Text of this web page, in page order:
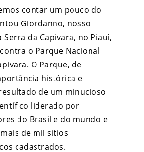
contar um pouco do
Giordanno, nosso
Serra da Capivara, no Piauí,
o Parque Nacional
O Parque, de
histórica e
de um minucioso
liderado por
do Brasil e do mundo e
de mil sítios
cadastrados.